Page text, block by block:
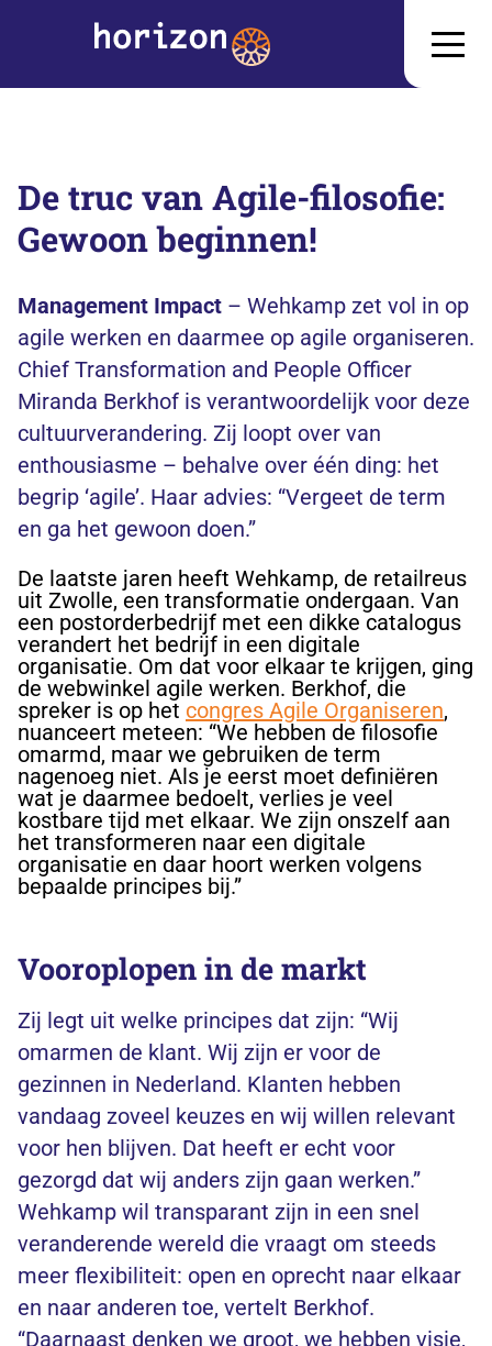
De truc van Agile-filosofie:
Gewoon beginnen!
Management Impact – Wehkamp zet vol in op
agile werken en daarmee op agile organiseren.
Chief Transformation and People Officer
Miranda Berkhof is verantwoordelijk voor deze
cultuurverandering. Zij loopt over van
enthousiasme – behalve over één ding: het
begrip ‘agile’. Haar advies: “Vergeet de term
en ga het gewoon doen.”
De laatste jaren heeft Wehkamp, de retailreus
uit Zwolle, een transformatie ondergaan. Van
een postorderbedrijf met een dikke catalogus
verandert het bedrijf in een digitale
organisatie. Om dat voor elkaar te krijgen, ging
de webwinkel agile werken. Berkhof, die
spreker is op het congres Agile Organiseren,
nuanceert meteen: “We hebben de filosofie
omarmd, maar we gebruiken de term
nagenoeg niet. Als je eerst moet definiëren
wat je daarmee bedoelt, verlies je veel
kostbare tijd met elkaar. We zijn onszelf aan
het transformeren naar een digitale
organisatie en daar hoort werken volgens
bepaalde principes bij.”
Vooroplopen in de markt
Zij legt uit welke principes dat zijn: “Wij
omarmen de klant. Wij zijn er voor de
gezinnen in Nederland. Klanten hebben
vandaag zoveel keuzes en wij willen relevant
voor hen blijven. Dat heeft er echt voor
gezorgd dat wij anders zijn gaan werken.”
Wehkamp wil transparant zijn in een snel
veranderende wereld die vraagt om steeds
meer flexibiliteit: open en oprecht naar elkaar
en naar anderen toe, vertelt Berkhof.
“Daarnaast denken we groot, we hebben visie,